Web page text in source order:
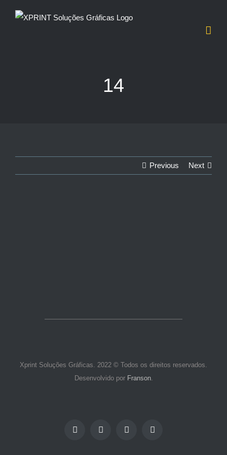
14
Previous Next
Xprint Soluções Gráficas. 2022 © Todos os direitos reservados.
Desenvolvido por Franson.
FacebookInstagramWhatsAppCustom